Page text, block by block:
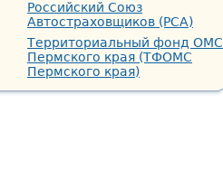
Российский Союз
Автостраховщиков (РСА)
Территориальный фонд ОМС
Пермского края (ТФОМС
Пермского края)